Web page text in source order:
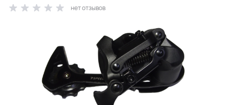
нет отзывов